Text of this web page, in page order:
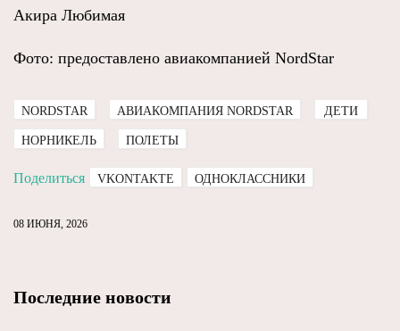
Акира Любимая
Фото: предоставлено авиакомпанией NordStar
NORDSTAR АВИАКОМПАНИЯ NORDSTAR ДЕТИ
НОРНИКЕЛЬ ПОЛЕТЫ
Поделиться VKONTAKTE ОДНОКЛАССНИКИ
08 ИЮНЯ, 2026
Последние новости